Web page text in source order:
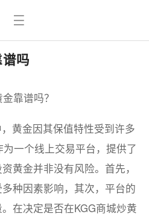
吗
靠谱吗？
黄金因其保值特性受到许多
一个线上交易平台，提供了
黄金并非没有风险。首先，
种因素影响，其次，平台的
在决定是否在KGG商城炒黄